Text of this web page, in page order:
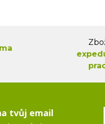
tvůj email